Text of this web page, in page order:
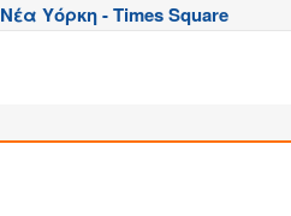
Νέα Υόρκη - Times Square